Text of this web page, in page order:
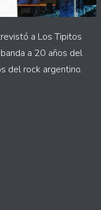
a Los Tipitos
a 20 años del
del rock argentino.